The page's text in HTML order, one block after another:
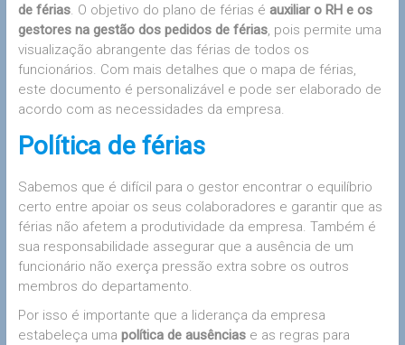
de férias. O objetivo do plano de férias é auxiliar o RH e os
gestores na gestão dos pedidos de férias, pois permite uma
visualização abrangente das férias de todos os
funcionários. Com mais detalhes que o mapa de férias,
este documento é personalizável e pode ser elaborado de
acordo com as necessidades da empresa.
Política de férias
Sabemos que é difícil para o gestor encontrar o equilíbrio
certo entre apoiar os seus colaboradores e garantir que as
férias não afetem a produtividade da empresa. Também é
sua responsabilidade assegurar que a ausência de um
funcionário não exerça pressão extra sobre os outros
membros do departamento.
Por isso é importante que a liderança da empresa
estabeleça uma política de ausênciase as regras para